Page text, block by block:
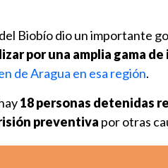
Biobío dio un importante
por una amplia gama
de Aragua en esa región.
18 personas detenidas
preventiva por otras